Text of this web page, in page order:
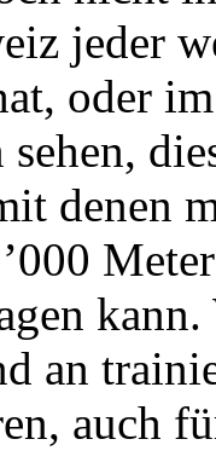
jeder
oder
sehen,
denen
an
auch